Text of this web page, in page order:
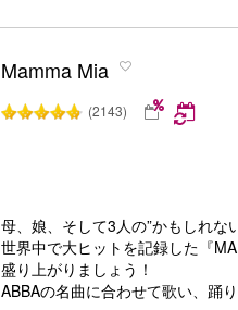
Mamma Mia
(2143)
母、娘、そして3人の”かもしれな
世界中で大ヒットを記録した『
盛り上がりましょう！
ABBAの名曲に合わせて歌い、踊